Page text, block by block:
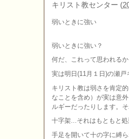
キリスト教センター (
弱いときに強い
弱いときに強い？
何だ、これって思われるか
実は明日(11月１日)の瀬
キリスト教は弱さを肯定
なことを含め）が実は意
ルギーだったりします。
十字架...それはもともと処
手足を開いて十の字に縛